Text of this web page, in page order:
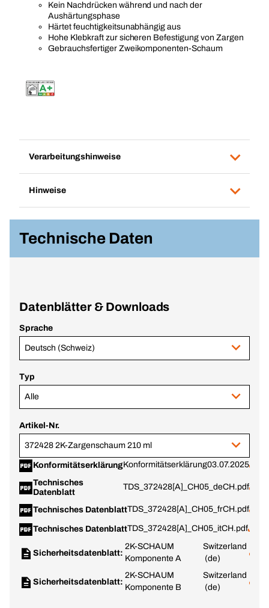
Kein Nachdrücken während und nach der
Aushärtungsphase
Härtet feuchtigkeitsunabhängig aus
Hohe Klebkraft zur sicheren Befestigung von Zargen
Gebrauchsfertiger Zweikomponenten-Schaum
Verarbeitungshinweise
Hinweise
Technische Daten
Datenblätter & Downloads
Sprache
Deutsch (Schweiz)
Typ
Alle
Artikel-Nr.
372428 2K-Zargenschaum 210 ml
KonformitätserklärungKonformitätserklärung03.07.2025
Technisches
Datenblatt
TDS_372428[A]_CH05_deCH.pdf
Technisches DatenblattTDS_372428[A]_CH05_frCH.pdf
Technisches DatenblattTDS_372428[A]_CH05_itCH.pdf
Sicherheitsdatenblatt:
2K-SCHAUM
Komponente A
Switzerland
(de)
Sicherheitsdatenblatt:
2K-SCHAUM
Komponente B
Switzerland
(de)